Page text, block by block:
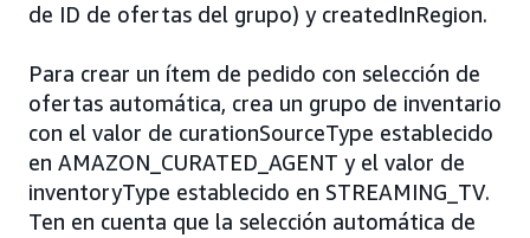
de ID de ofertas del grupo) y createdInRegion.
Para crear un ítem de pedido con selección de
ofertas automática, crea un grupo de inventario
con el valor de curationSourceType establecido
en AMAZON_CURATED_AGENT y el valor de
inventoryType establecido en STREAMING_TV.
Ten en cuenta que la selección automática de